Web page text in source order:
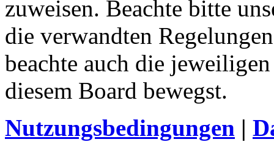
zuweisen. Beachte bitte
die verwandten
beachte auch die
diesem Board bewegst.
Nutzungsbedingungen |